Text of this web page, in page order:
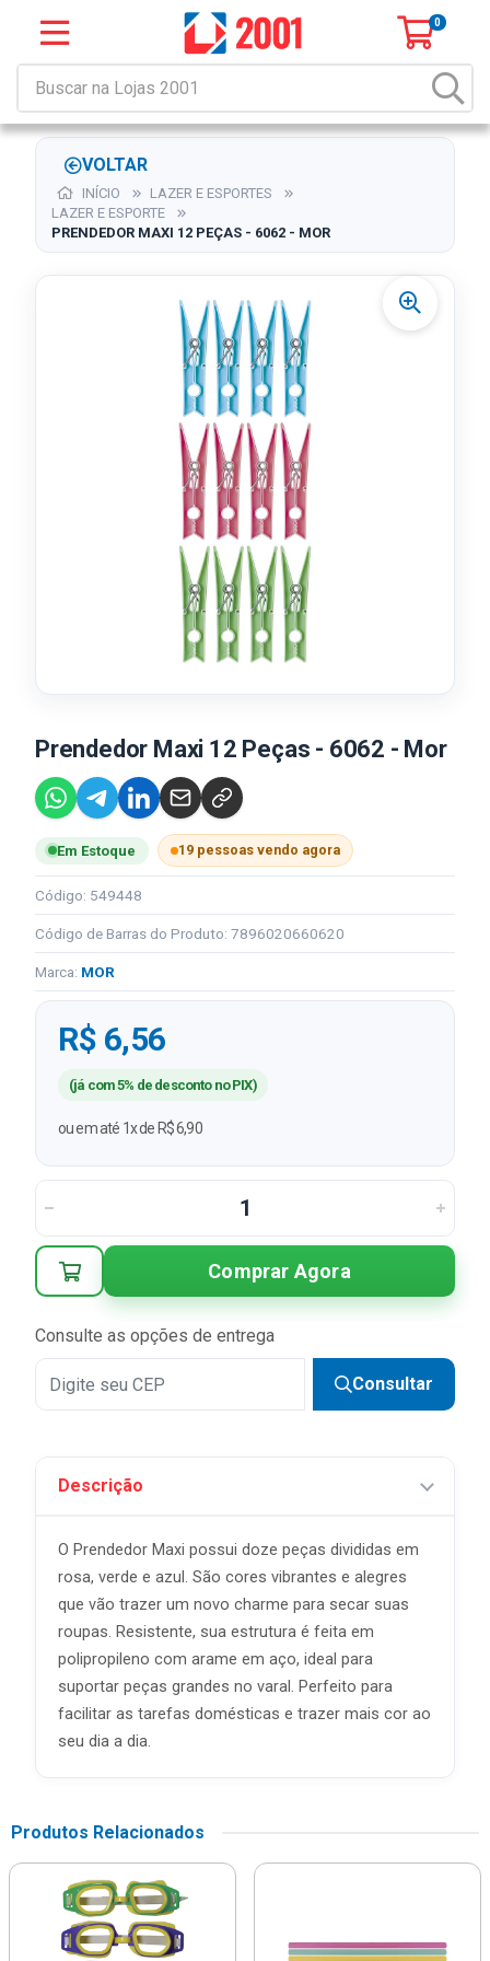
0
VOLTAR
INÍCIO
LAZER E ESPORTES
LAZER E ESPORTE
PRENDEDOR MAXI 12 PEÇAS - 6062 - MOR
Prendedor Maxi 12 Peças - 6062 - Mor
Em Estoque 19 pessoas vendo agora
Código: 549448
Código de Barras do Produto: 7896020660620
Marca: MOR
R$ 6,56
(já com 5% de desconto no PIX)
ou em até 1x de R$ 6,90
Comprar Agora
Consulte as opções de entrega
Consultar
Descrição
O Prendedor Maxi possui doze peças divididas em
rosa, verde e azul. São cores vibrantes e alegres
que vão trazer um novo charme para secar suas
roupas. Resistente, sua estrutura é feita em
polipropileno com arame em aço, ideal para
suportar peças grandes no varal. Perfeito para
facilitar as tarefas domésticas e trazer mais cor ao
seu dia a dia.
Produtos Relacionados